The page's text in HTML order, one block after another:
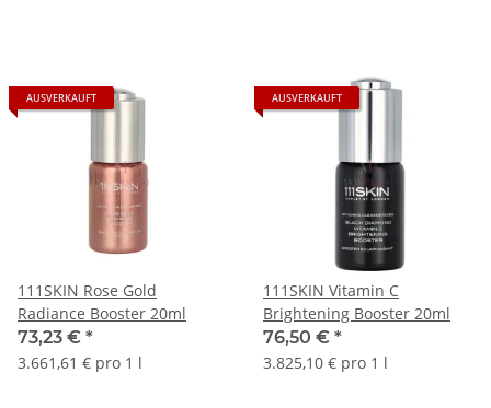
AUSVERKAUFT
111SKIN Rose Gold
Radiance Booster 20ml
73,23 € *
3.661,61 € pro 1 l
AUSVERKAUFT
111SKIN Vitamin C
Brightening Booster 20ml
76,50 € *
3.825,10 € pro 1 l